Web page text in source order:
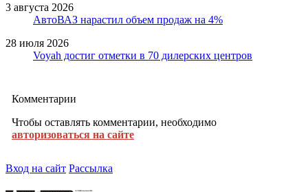
3 августа 2026
АвтоВАЗ нарастил объем продаж на 4%
28 июля 2026
Voyah достиг отметки в 70 дилерских центров
Комментарии
Чтобы оставлять комментарии, необходимо
авторизоваться на сайте
Вход на сайт Рассылка